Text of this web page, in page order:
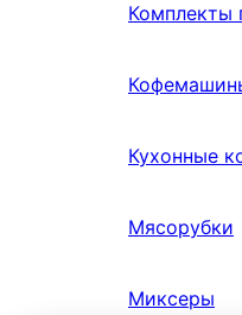
Комплекты
Кухонные
Мясорубки
Миксеры